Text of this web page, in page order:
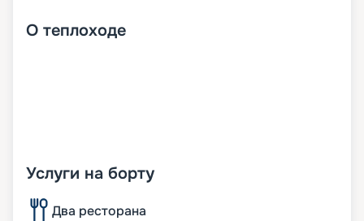
О теплоходе
Услуги на борту
Два ресторана